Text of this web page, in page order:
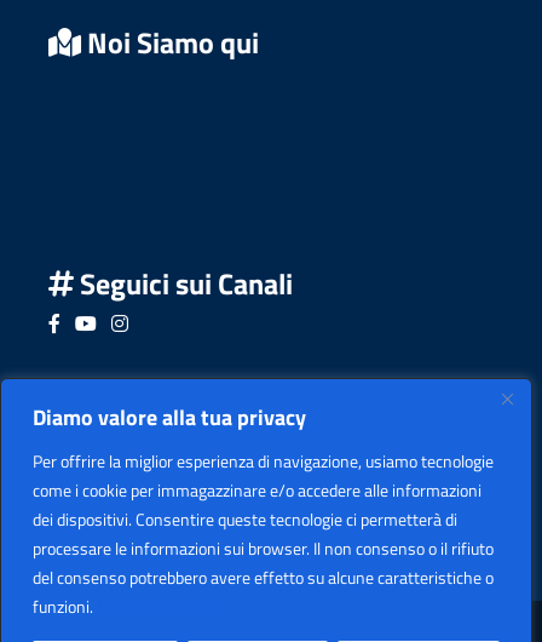
Diamo valore alla tua privacy
Per offrire la miglior esperienza di navigazione, usiamo tecnologie
come i cookie per immagazzinare e/o accedere alle informazioni
dei dispositivi. Consentire queste tecnologie ci permetterà di
processare le informazioni sui browser. Il non consenso o il rifiuto
del consenso potrebbero avere effetto su alcune caratteristiche o
funzioni.
Noi Siamo qui
Seguici sui Canali
Seguici su Facebook
Seguici su YouTube
Seguici su Instagram
Sezione Legale